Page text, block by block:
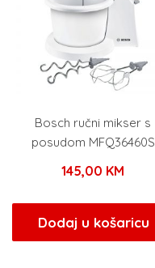
Bosch ručni mikser s
posudom MFQ36460S
145,00 KM
Dodaj u košaricu